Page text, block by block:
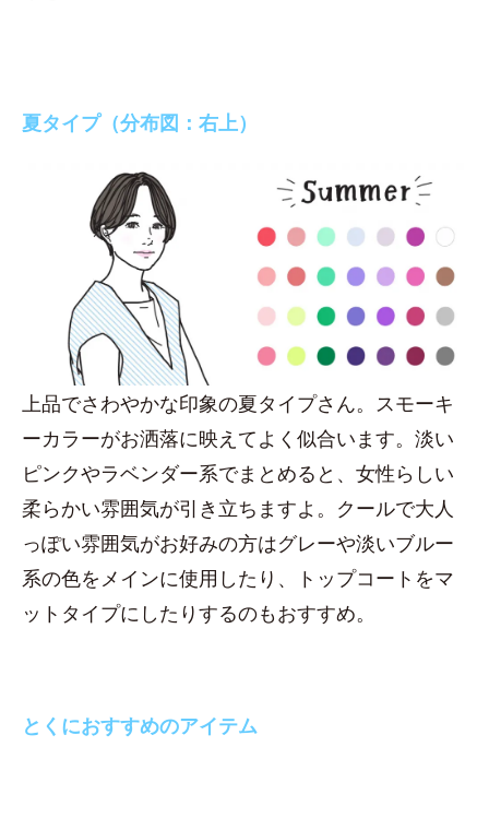
夏タイプ（分布図：右上）
上品でさわやかな印象の夏タイプさん。スモーキ
ーカラーがお洒落に映えてよく似合います。淡い
ピンクやラベンダー系でまとめると、女性らしい
柔らかい雰囲気が引き立ちますよ。クールで大人
っぽい雰囲気がお好みの方はグレーや淡いブルー
系の色をメインに使用したり、トップコートをマ
ットタイプにしたりするのもおすすめ。
とくにおすすめのアイテム